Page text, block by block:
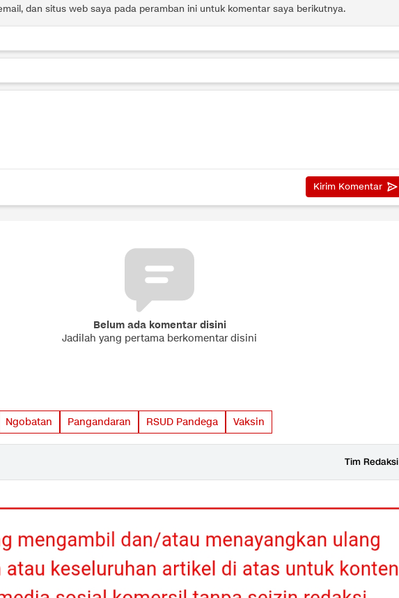
dan situs web saya pada peramban ini untuk komentar saya berikutnya.
Belum ada komentar disini
Jadilah yang pertama berkomentar disini
Ngobatan Pangandaran RSUD Pandega Vaksin
Tim Redaksi